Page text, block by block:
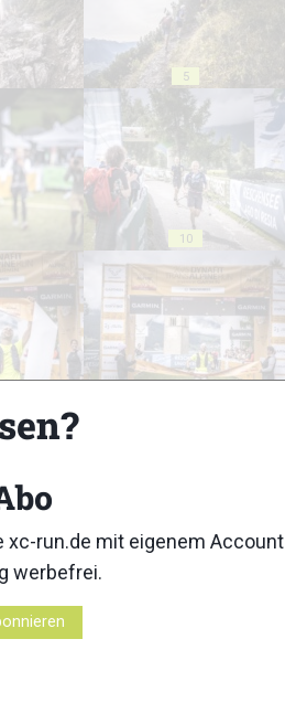
5
10
xc-run.de mit eigenem Account
werbefrei.